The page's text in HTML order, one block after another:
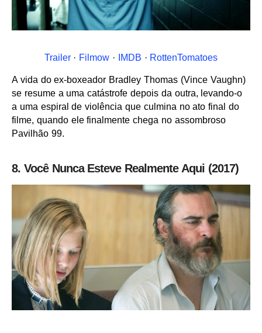
Trailer· Filmow · IMDB · RottenTomatoes
A vida do ex-boxeador Bradley Thomas (Vince Vaughn)
se resume a uma catástrofe depois da outra, levando-o
a uma espiral de violência que culmina no ato final do
filme, quando ele finalmente chega no assombroso
Pavilhão 99.
8. Você Nunca Esteve Realmente Aqui (2017)